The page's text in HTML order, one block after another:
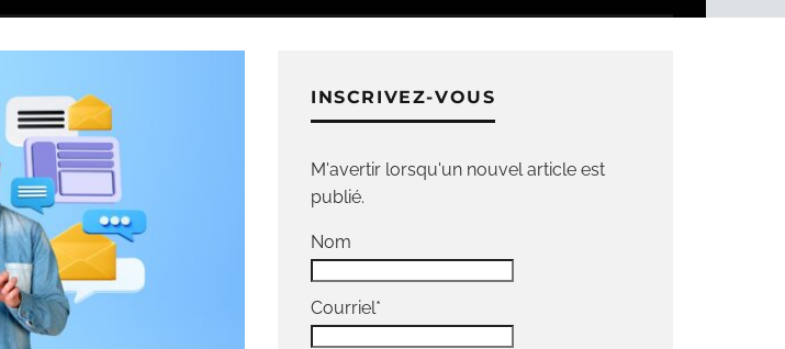
INSCRIVEZ-VOUS
M'avertir lorsqu'un nouvel article est
publié.
Nom
Courriel*